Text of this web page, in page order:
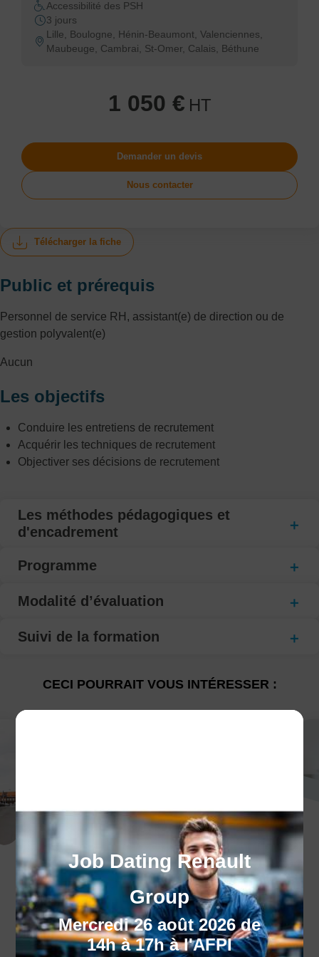
Job Dating Renault
Group
Mercredi 26 août 2026 de
14h à 17h à l'AFPI
Télécharger la fiche
Public et prérequis
Personnel de service RH, assistant(e) de direction ou de
gestion polyvalent(e)
Aucun
Les objectifs
Conduire les entretiens de recrutement
Acquérir les techniques de recrutement
Objectiver ses décisions de recrutement
Les méthodes pédagogiques et
d'encadrement
Programme
Modalité d’évaluation
Suivi de la formation
Accessibilité des PSH
3 jours
Lille, Boulogne, Hénin-Beaumont, Valenciennes,
Maubeuge, Cambrai, St-Omer, Calais, Béthune
1 050 € HT
Demander un devis
Nous contacter
CECI POURRAIT VOUS INTÉRESSER :
Nos centres
Découvrez nos 10 centres pour trouver le
centre le plus proche de chez vous !